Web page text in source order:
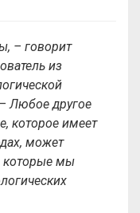
– говорит
из
Любое другое
которое имеет
может
которые мы